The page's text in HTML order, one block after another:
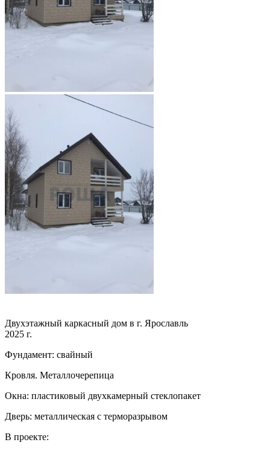
Двухэтажный каркасный дом в г. Ярославль
2025 г.
Фундамент: свайный
Кровля. Металлочерепица
Окна: пластиковый двухкамерный стеклопакет
Дверь: металлическая с терморазрывом
В проекте: